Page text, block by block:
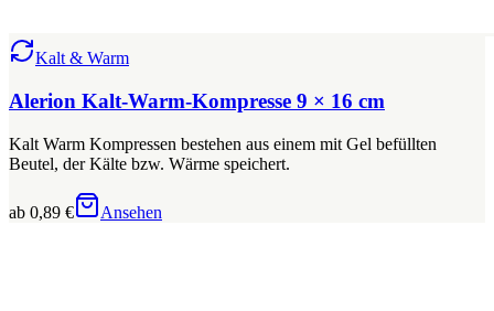
Kalt & Warm
Alerion Kalt-Warm-Kompresse 9 × 16 cm
Kalt Warm Kompressen bestehen aus einem mit Gel befüllten
Beutel, der Kälte bzw. Wärme speichert.
ab 0,89 € Ansehen